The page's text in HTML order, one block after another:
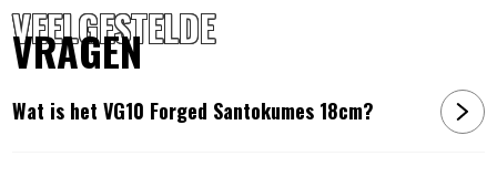
VEELGESTELDE
VRAGEN
Wat is het VG10 Forged Santokumes 18cm?